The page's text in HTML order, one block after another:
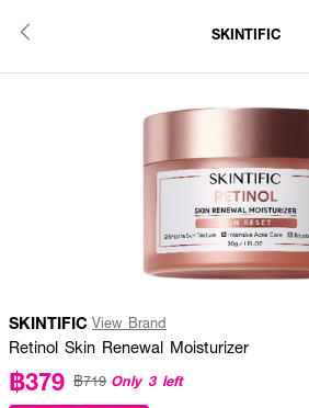
SKINTIFIC
SKINTIFIC View Brand
Retinol Skin Renewal Moisturizer
฿379 ฿719 Only 3 left